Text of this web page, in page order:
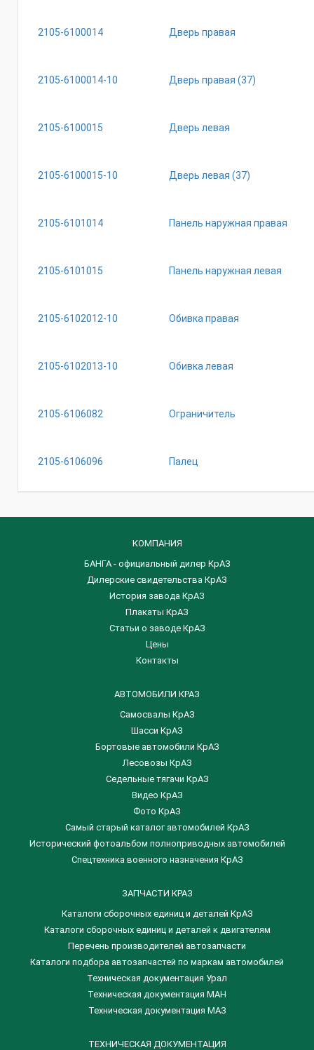
2105-6100014 Дверь правая
2105-6100014-10 Дверь правая (37)
2105-6100015 Дверь левая
2105-6100015-10 Дверь левая (37)
2105-6101014 Панель наружная правая
2105-6101015 Панель наружная левая
2105-6102012-10 Обивка правая
2105-6102013-10 Обивка левая
2105-6106082 Ограничитель
2105-6106096 Палец
КОМПАНИЯ
БАНГА - официальный дилер КрАЗ
Дилерские свидетельства КрАЗ
История завода КрАЗ
Плакаты КрАЗ
Статьи о заводе КрАЗ
Цены
Контакты
АВТОМОБИЛИ КРАЗ
Самосвалы КрАЗ
Шасси КрАЗ
Бортовые автомобили КрАЗ
Лесовозы КрАЗ
Седельные тягачи КрАЗ
Видео КрАЗ
Фото КрАЗ
Самый старый каталог автомобилей КрАЗ
Исторический фотоальбом полноприводных автомобилей
Спецтехника военного назначения КрАЗ
ЗАПЧАСТИ КРАЗ
Каталоги сборочных единиц и деталей КрАЗ
​Каталоги сборочных единиц и деталей к двигателям
Перечень производителей автозапчасти
Каталоги подбора автозапчастей по маркам автомобилей
Техническая документация Урал
Техническая документация МАН
Техническая документация МАЗ
ТЕХНИЧЕСКАЯ ДОКУМЕНТАЦИЯ